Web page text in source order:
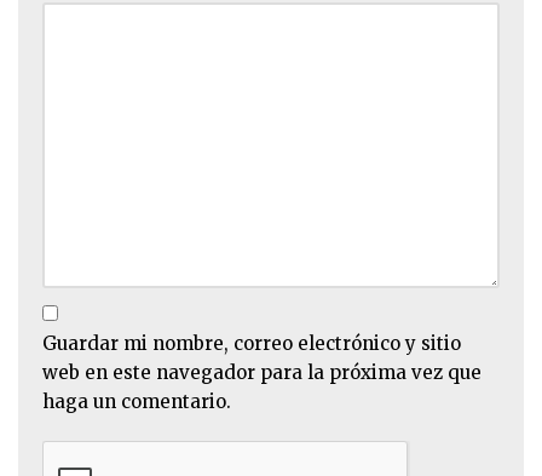
Guardar mi nombre, correo electrónico y sitio
web en este navegador para la próxima vez que
haga un comentario.